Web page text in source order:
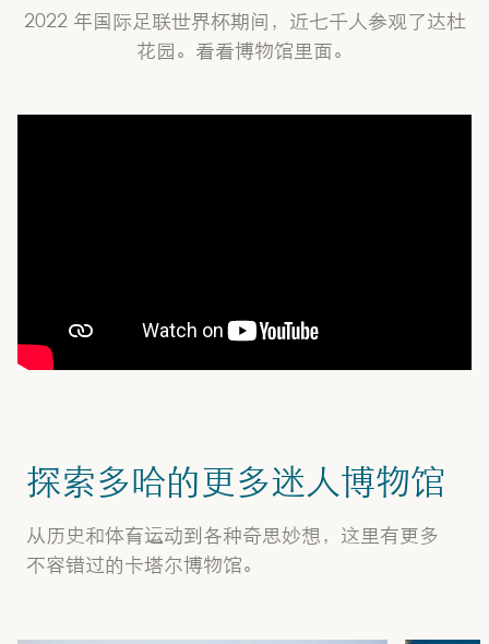
2022 年国际足联世界杯期间，近七千人参观了达杜
花园。看看博物馆里面。
探索多哈的更多迷人博物馆
从历史和体育运动到各种奇思妙想，这里有更多
不容错过的卡塔尔博物馆。